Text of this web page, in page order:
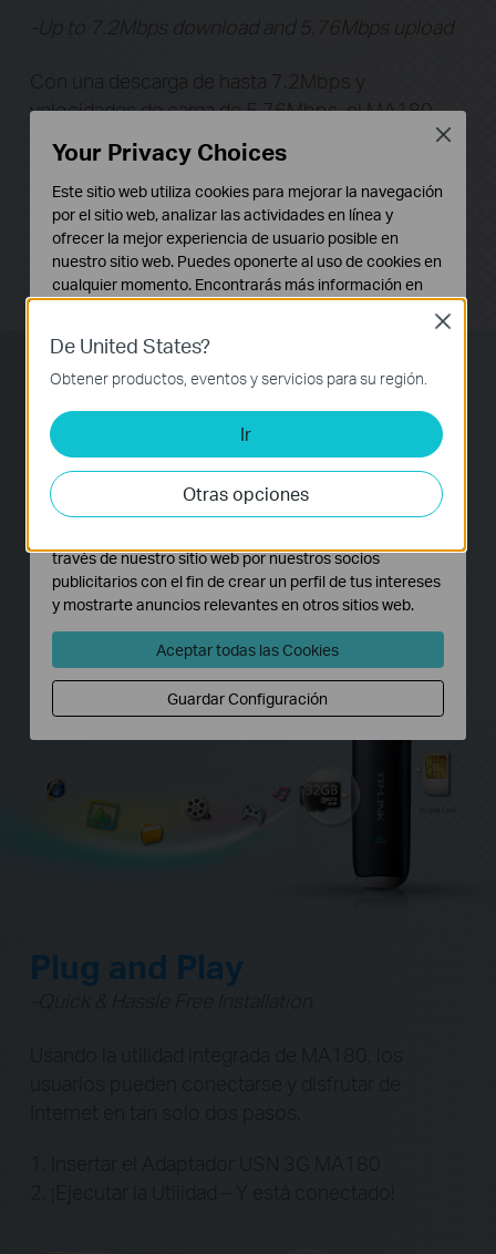
Con una descarga de hasta 7.2Mbps y
velocidades de carga de 5.76Mbps, el MA180
proporciona a los usuarios una experiencia de
navegación fluida por Internet. La alta velocidad
de carga del dispositivo permite que los usuarios
envíen rápidamente archivos grandes, como el
correo electrónico con anexos, fotos o
documentos del negocio.
Ranura de Micro Tarjeta SD
El MA180 está equipado con una ranura de micro
tarjeta SD que es compatible con las Tarjetas SD
con una capacidad de hasta 32GB que permite
que los usuarios usen el MA180 como módem
USB 3G y memory stick (memoria) USB al mismo
tiempo.
Plug and Play
De United States?
Obtener productos, eventos y servicios para su región.
Ir
Otras opciones
Close
Your Privacy Choices
Este sitio web utiliza cookies para mejorar la navegación
por el sitio web, analizar las actividades en línea y
ofrecer la mejor experiencia de usuario posible en
nuestro sitio web. Puedes oponerte al uso de cookies en
cualquier momento. Encontrarás más información en
Cookies Básicas
Estas cookies son necesarias para el funcionamiento
del sitio web y no pueden desactivarse en tu sistema.
Cookies de Análisis y de Marketing
Las cookies de análisis nos permiten analizar tus
actividades en nuestro sitio web con el fin de mejorar y
adaptar la funcionalidad del mismo.
través de nuestro sitio web por nuestros socios
publicitarios con el fin de crear un perfil de tus intereses
y mostrarte anuncios relevantes en otros sitios web.
Aceptar todas las Cookies
Guardar Configuración
Close